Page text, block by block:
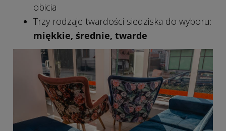
obicia
Trzy rodzaje twardości siedziska do wyboru:
miękkie, średnie, twarde